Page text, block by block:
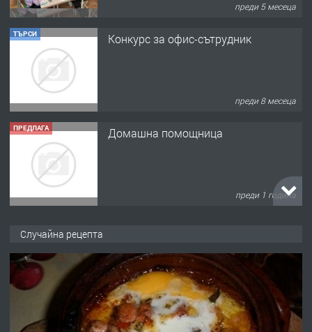
преди 5 месеца
ТЪРСИ Конкурс за офис-сътрудник
преди 8 месеца
ПРЕДЛАГА Домашна помощница
преди 1 година
преди 2 години
УДЪЛЖАВАНЕ НА ЧОВЕШКИЯТ
Случайна рецепта